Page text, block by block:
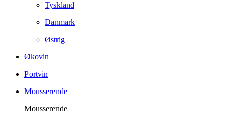
Tyskland
Danmark
Østrig
Økovin
Portvin
Mousserende
Mousserende